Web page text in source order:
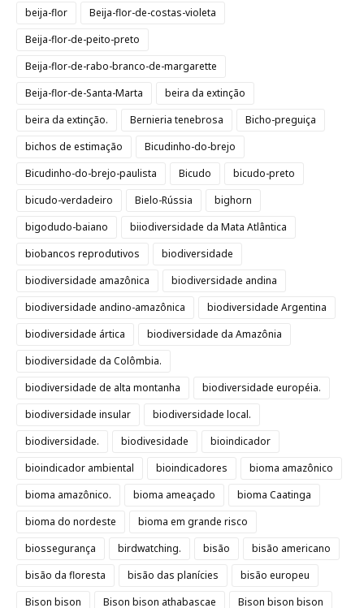
beija-flor
Beija-flor-de-costas-violeta
Beija-flor-de-peito-preto
Beija-flor-de-rabo-branco-de-margarette
Beija-flor-de-Santa-Marta
beira da extinção
beira da extinção.
Bernieria tenebrosa
Bicho-preguiça
bichos de estimação
Bicudinho-do-brejo
Bicudinho-do-brejo-paulista
Bicudo
bicudo-preto
bicudo-verdadeiro
Bielo-Rússia
bighorn
bigodudo-baiano
biiodiversidade da Mata Atlântica
biobancos reprodutivos
biodiversidade
biodiversidade amazônica
biodiversidade andina
biodiversidade andino-amazônica
biodiversidade Argentina
biodiversidade ártica
biodiversidade da Amazônia
biodiversidade da Colômbia.
biodiversidade de alta montanha
biodiversidade européia.
biodiversidade insular
biodiversidade local.
biodiversidade.
biodivesidade
bioindicador
bioindicador ambiental
bioindicadores
bioma amazônico
bioma amazônico.
bioma ameaçado
bioma Caatinga
bioma do nordeste
bioma em grande risco
biossegurança
birdwatching. bisão
bisão americano
bisão da floresta
bisão das planícies
bisão europeu
Bison bison
Bison bison athabascae
Bison bison bison